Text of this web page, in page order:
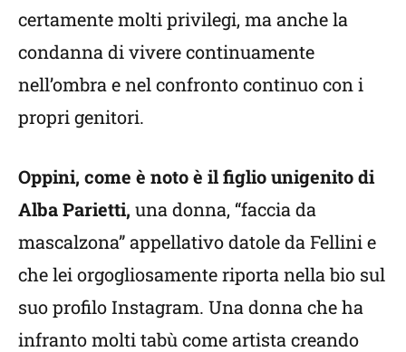
certamente molti privilegi, ma anche la
condanna di vivere continuamente
nell’ombra e nel confronto continuo con i
propri genitori.
Oppini, come è noto è il figlio unigenito di
Alba Parietti, una donna, “faccia da
mascalzona” appellativo datole da Fellini e
che lei orgogliosamente riporta nella bio sul
suo profilo Instagram. Una donna che ha
infranto molti tabù come artista creando